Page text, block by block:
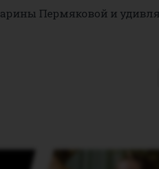
Пермяковой и